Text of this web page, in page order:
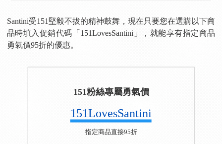
Santini受151堅毅不拔的精神鼓舞，現在只要您在選購以下商
品時填入促銷代碼「151LovesSantini」，就能享有指定商品
勇氣價95折的優惠。
151粉絲專屬勇氣價
151LovesSantini
指定商品直接95折